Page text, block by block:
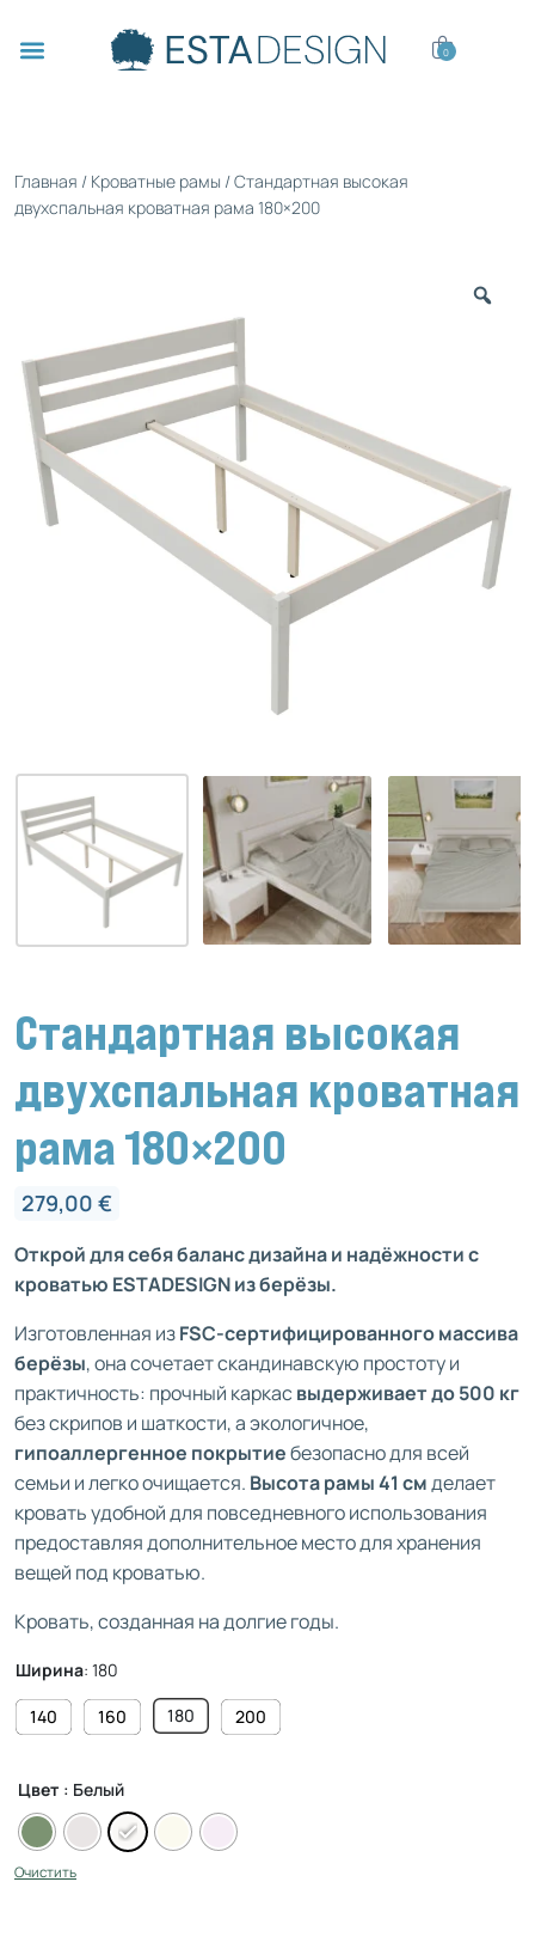
0
Главная / Кроватные рамы / Стандартная высокая
двухспальная кроватная рама 180×200
Стандартная высокая
двухспальная кроватная
рама 180×200
279,00 €
Открой для себя баланс дизайна и надёжности с
кроватью ESTADESIGN из берёзы.
Изготовленная изFSC-сертифицированного массива
берёзы, она сочетает скандинавскую простоту и
практичность: прочный каркас выдерживает до 500 кг
без скрипов и шаткости, а экологичное,
гипоаллергенное покрытиебезопасно для всей
семьи и легко очищается. Высота рамы 41 смделает
кровать удобной для повседневного использования
предоставляя дополнительное место для хранения
вещей под кроватью.
Кровать, созданная на долгие годы.
Ширина: 180
140 160 180 200
Цвет : Белый
Очистить